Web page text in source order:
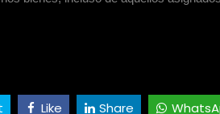
Like Share